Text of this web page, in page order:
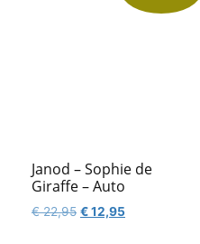
Janod – Sophie de
Giraffe – Auto
€22,95 Oorspronkelijke
€12,95Huidige